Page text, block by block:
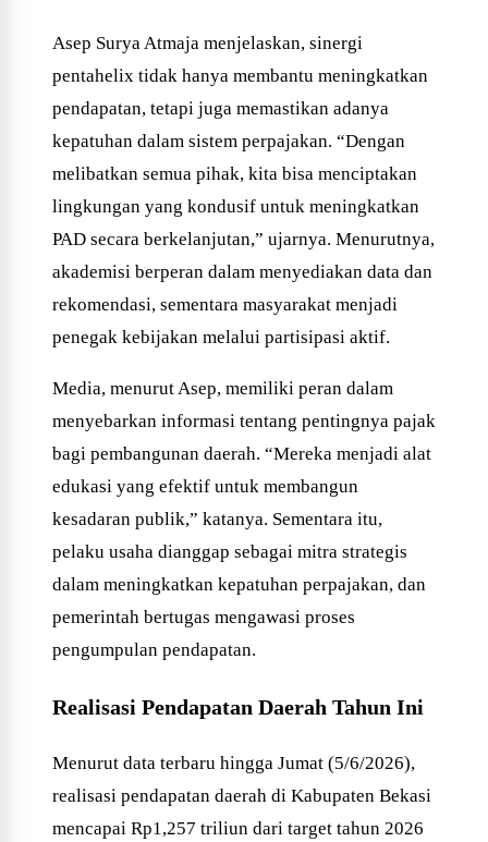
Asep Surya Atmaja menjelaskan, sinergi
pentahelix tidak hanya membantu meningkatkan
pendapatan, tetapi juga memastikan adanya
kepatuhan dalam sistem perpajakan. “Dengan
melibatkan semua pihak, kita bisa menciptakan
lingkungan yang kondusif untuk meningkatkan
PAD secara berkelanjutan,” ujarnya. Menurutnya,
akademisi berperan dalam menyediakan data dan
rekomendasi, sementara masyarakat menjadi
penegak kebijakan melalui partisipasi aktif.
Media, menurut Asep, memiliki peran dalam
menyebarkan informasi tentang pentingnya pajak
bagi pembangunan daerah. “Mereka menjadi alat
edukasi yang efektif untuk membangun
kesadaran publik,” katanya. Sementara itu,
pelaku usaha dianggap sebagai mitra strategis
dalam meningkatkan kepatuhan perpajakan, dan
pemerintah bertugas mengawasi proses
pengumpulan pendapatan.
Realisasi Pendapatan Daerah Tahun Ini
Menurut data terbaru hingga Jumat (5/6/2026),
realisasi pendapatan daerah di Kabupaten Bekasi
mencapai Rp1,257 triliun dari target tahun 2026